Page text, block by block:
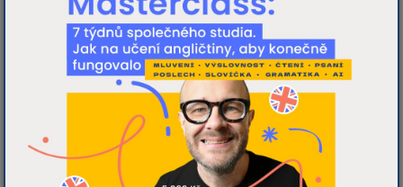
Tato webová stránka používá
cookies
K personalizaci obsahu a reklam,
poskytování funkcí sociálních médií a
analýze naší návštěvnosti využíváme
soubory cookie. Informace o tom, jak náš
web používáte, sdílíme se svými partnery
pro sociální média, inzerci a analýzy.